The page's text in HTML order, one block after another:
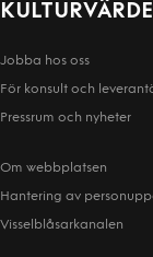
Jobba hos oss
För konsult och
Pressrum och nyheter
Om webbplatsen
Hantering av
Visselblåsarkanalen